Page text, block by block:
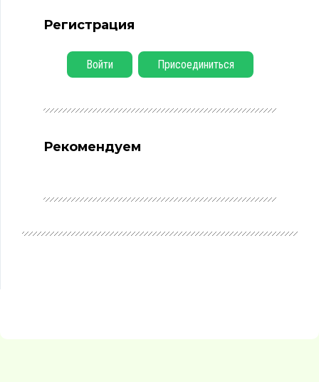
Регистрация
Войти Присоединиться
Рекомендуем